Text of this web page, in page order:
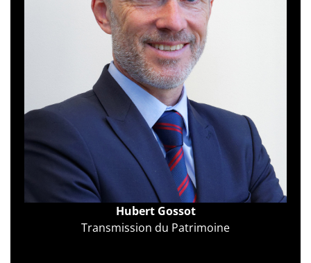
Hubert Gossot
Transmission du Patrimoine